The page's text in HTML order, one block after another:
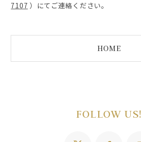
7107 ）にてご連絡ください。
HOME
FOLLOW US!